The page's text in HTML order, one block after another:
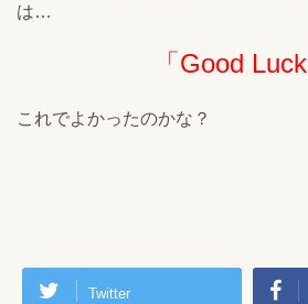
は…
「Good
これでよかったのかな？
Twitter